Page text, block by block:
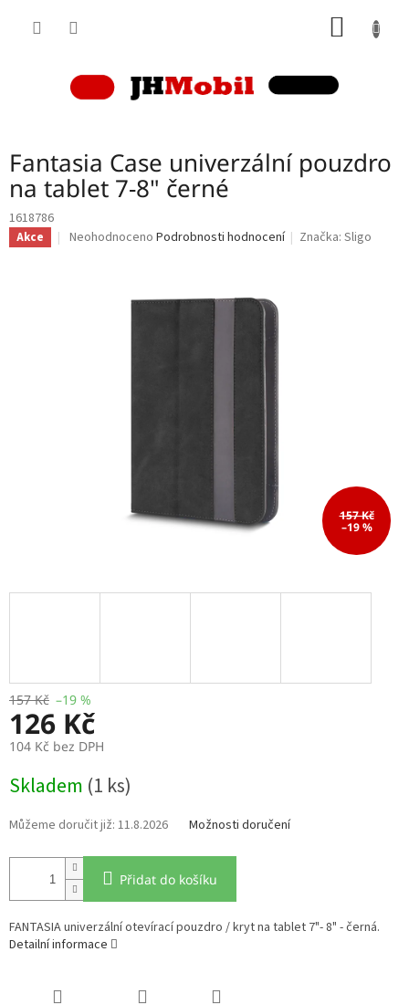
Fantasia Case univerzální pouzdro
na tablet 7-8" černé
1618786
Akce
Průměrné
Neohodnoceno Podrobnosti hodnocení Značka:Sligo
157 Kč
–19 %
157 Kč –19 %
126 Kč
104 Kč bez DPH
cena:
Skladem (1 ks)
11.8.2026 Možnosti doručení
Přidat do košíku
FANTASIA univerzální otevírací pouzdro / kryt na tablet 7"- 8" - černá.
Detailní informace